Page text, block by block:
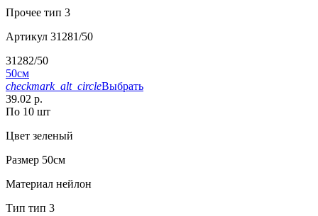
Прочее тип 3
Артикул 31281/50
31282/50
50см
checkmark_alt_circleВыбрать
39.02 р.
По 10 шт
Цвет зеленый
Размер 50см
Материал нейлон
Тип тип 3